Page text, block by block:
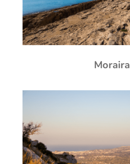
Moraira